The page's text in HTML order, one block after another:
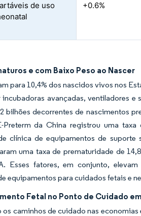
de uso
+0.6%
e com Baixo Peso ao Nascer
para 10,4% dos nascidos vivos nos
avançadas, ventiladores e
bilhões decorrentes de nascimentos
da China registrou uma
clínica de equipamentos de
uma taxa de prematuridade de
Esses fatores, em conjunto,
equipamentos para cuidados fetais e
Fetal no Ponto de Cuidado
caminhos de cuidado nas